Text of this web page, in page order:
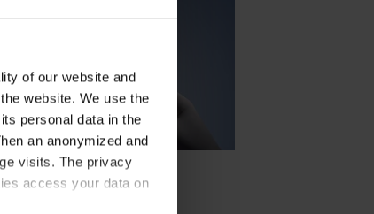
of our website and
website. We use the
personal data in the
an anonymized and
visits. The privacy
access your data on